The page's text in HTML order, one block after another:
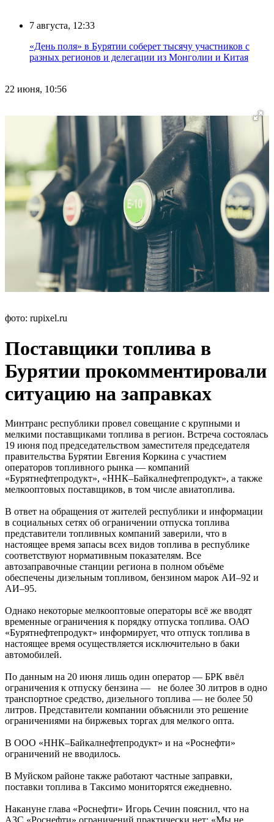
7 августа, 12:33
«День поля» в Бурятии соберет тысячу участников с
разных регионов и делегации из Монголии и Китая
22 июня, 10:56
фото: rupixel.ru
Поставщики топлива в
Бурятии прокомментировали
ситуацию на заправках
Минтранс республики провел совещание с крупными и
мелкими поставщиками топлива в регион. Встреча состоялась
19 июня под председательством заместителя председателя
правительства Бурятии Евгения Коркина с участием
операторов топливного рынка — компаний
«Бурятнефтепродукт», «ННК–Байкалнефтепродукт», а также
мелкооптовых поставщиков, в том числе авиатоплива.
В ответ на обращения от жителей республики и информации
в социальных сетях об ограничении отпуска топлива
представители топливных компаний заверили, что в
настоящее время запасы всех видов топлива в республике
соответствуют нормативным показателям. Все
автозаправочные станции региона в полном объёме
обеспечены дизельным топливом, бензином марок АИ–92 и
АИ–95.
Однако некоторые мелкооптовые операторы всё же вводят
временные ограничения к порядку отпуска топлива. ОАО
«Бурятнефтепродукт» информирует, что отпуск топлива в
настоящее время осуществляется исключительно в баки
автомобилей.
По данным на 20 июня лишь один оператор — БРК ввёл
ограничения к отпуску бензина — не более 30 литров в одно
транспортное средство, дизельного топлива — не более 50
литров. Представители компании объяснили это решение
ограничениями на биржевых торгах для мелкого опта.
В ООО «ННК–Байкалнефтепродукт» и на «Роснефти»
ограничений не вводилось.
В Муйском районе также работают частные заправки,
поставки топлива в Таксимо мониторятся ежедневно.
Накануне глава «Роснефти» Игорь Сечин пояснил, что на